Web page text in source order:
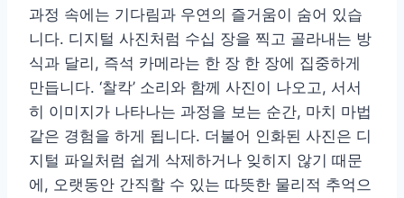
과정 속에는 기다림과 우연의 즐거움이 숨어 있습
니다. 디지털 사진처럼 수십 장을 찍고 골라내는 방
식과 달리, 즉석 카메라는 한 장 한 장에 집중하게
만듭니다. ‘찰칵’ 소리와 함께 사진이 나오고, 서서
히 이미지가 나타나는 과정을 보는 순간, 마치 마법
같은 경험을 하게 됩니다. 더불어 인화된 사진은 디
지털 파일처럼 쉽게 삭제하거나 잊히지 않기 때문
에, 오랫동안 간직할 수 있는 따뜻한 물리적 추억으